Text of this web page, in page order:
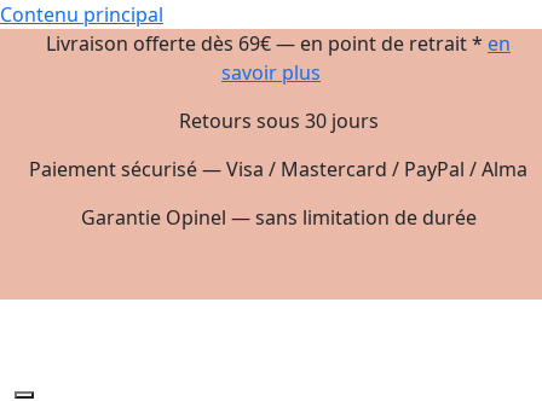
Contenu principal
Livraison offerte dès 69€ — en point de retrait * en
savoir plus
Retours sous 30 jours
Paiement sécurisé — Visa / Mastercard / PayPal / Alma
Garantie Opinel — sans limitation de durée